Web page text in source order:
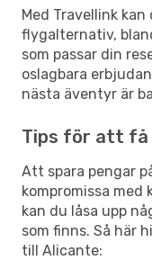
Med Travellink
flygalternativ,
som passar din
oslagbara
nästa äventyr är
Tips för att få
Att spara pengar
kompromissa med
kan du låsa upp
som finns. Så här
till Alicante: